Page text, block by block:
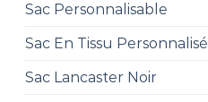
Sac Personnalisable
Sac En Tissu Personnalisé
Sac Lancaster Noir